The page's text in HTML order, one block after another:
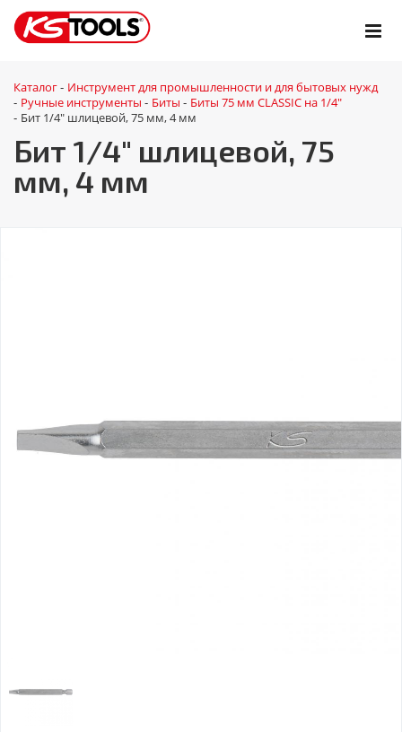
Каталог - Инструмент для промышленности и для бытовых нужд
- Ручные инструменты - Биты - Биты 75 мм CLASSIC на 1/4"
- Бит 1/4" шлицевой, 75 мм, 4 мм
Бит 1/4" шлицевой, 75
мм, 4 мм